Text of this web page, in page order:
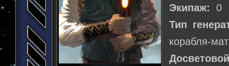
Экипаж: 0
Тип
корабля-